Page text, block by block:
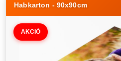
Habkarton - 90x90cm
AKCIÓ